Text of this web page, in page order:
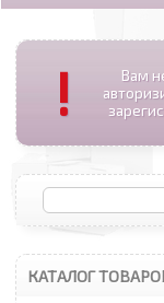
!
Вам
КАТАЛОГ